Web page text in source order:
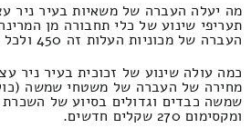
מה יעלה העברה של משאיות בעיר ניר
תעריפי שינוע של כלי תחבורה מן
העברה של מכוניות העלות זה 450 ולכל היותר 230 שקלים.
כמה עולה שינוע של זכוכית בעיר ניר
מחירה של העברה של משטחי שמשה
ומקסימום 270 שקלים חדשים.